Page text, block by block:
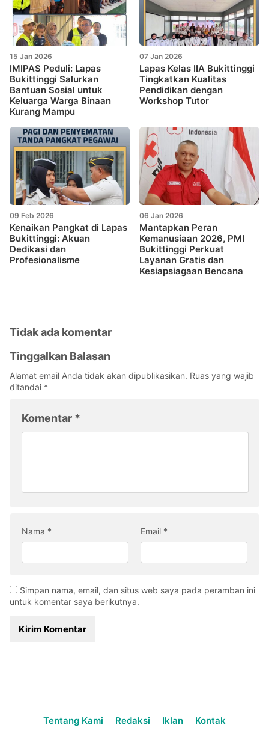
15 Jan 2026
IMIPAS Peduli: Lapas
Bukittinggi Salurkan
Bantuan Sosial untuk
Keluarga Warga Binaan
Kurang Mampu
07 Jan 2026
Lapas Kelas IIA Bukittinggi
Tingkatkan Kualitas
Pendidikan dengan
Workshop Tutor
09 Feb 2026
Kenaikan Pangkat di Lapas
Bukittinggi: Akuan
Dedikasi dan
Profesionalisme
06 Jan 2026
Mantapkan Peran
Kemanusiaan 2026, PMI
Bukittinggi Perkuat
Layanan Gratis dan
Kesiapsiagaan Bencana
Tidak ada komentar
Tinggalkan Balasan
Alamat email Anda tidak akan dipublikasikan. Ruas yang wajib
ditandai *
Komentar *
Nama * Email *
Simpan nama, email, dan situs web saya pada peramban ini
untuk komentar saya berikutnya.
Tentang Kami Redaksi Iklan
Kontak